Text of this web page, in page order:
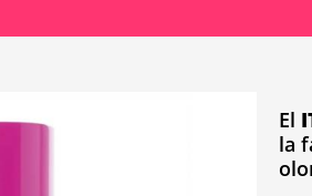
El
la